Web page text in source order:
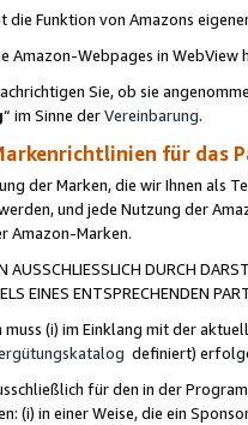
die Funktion von Amazons
Amazon-Webpages in WebView
Sie, ob sie
“ im Sinne derVereinbarung.
für das
der Marken, die wir Ihnen als
und jede Nutzung der
Amazon-Marken.
AUSSCHLIESSLICH DURCH
EINES ENTSPRECHENDEN
(i) im Einklang mit der
definiert)
für den in der
(i) in einer Weise, die ein